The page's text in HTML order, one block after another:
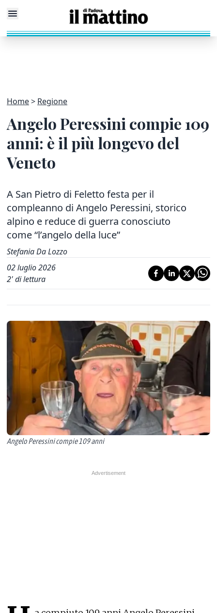
Home Regione
Angelo Peressini compie 109
anni: è il più longevo del
Veneto
A San Pietro di Feletto festa per il
compleanno di Angelo Peressini, storico
alpino e reduce di guerra conosciuto
come “l’angelo della luce”
Stefania Da Lozzo
02 luglio 2026
2' di lettura
Angelo Peressini compie 109 anni